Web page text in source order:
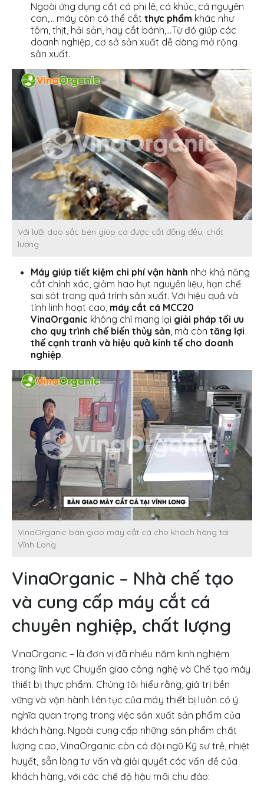
Ngoài ứng dụng cắt cá phi lê, cá khúc, cá nguyên
con,… máy còn có thể cắt thực phẩm khác như
tôm, thịt, hải sản, hay cắt bánh,…Từ đó giúp các
doanh nghiệp, cơ sở sản xuất dễ dàng mở rộng
sản xuất.
Với lưỡi dao sắc bén giúp cá được cắt đồng đều, chất
lượng
Máy giúp tiết kiệm chi phí vận hành nhờ khả năng
cắt chính xác, giảm hao hụt nguyên liệu, hạn chế
sai sót trong quá trình sản xuất. Với hiệu quả và
tính linh hoạt cao, máy cắt cá MCC20
VinaOrganic không chỉ mang lại giải pháp tối ưu
cho quy trình chế biến thủy sản , mà còn tăng lợi
thế cạnh tranh và hiệu quả kinh tế cho doanh
nghiệp.
VinaOrganic bàn giao máy cắt cá cho khách hàng tại
Vĩnh Long
VinaOrganic – Nhà chế tạo
và cung cấp máy cắt cá
chuyên nghiệp, chất lượng
VinaOrganic – là đơn vị đã nhiều năm kinh nghiệm
trong lĩnh vực Chuyển giao công nghệ và Chế tạo máy
thiết bị thực phẩm. Chúng tôi hiểu rằng, giá trị bền
vững và vận hành liên tục của máy thiết bị luôn có ý
nghĩa quan trọng trong việc sản xuất sản phẩm của
khách hàng. Ngoài cung cấp những sản phẩm chất
lượng cao, VinaOrganic còn có đội ngũ Kỹ sư trẻ, nhiệt
huyết, sẵn lòng tư vấn và giải quyết các vấn đề của
khách hàng, với các chế độ hậu mãi chu đáo: